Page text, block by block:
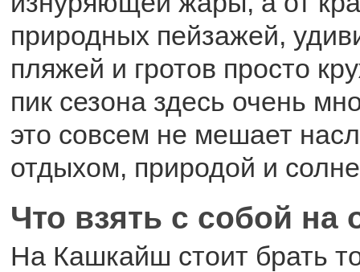
природных пейзажей,
пляжей и гротов просто
пик сезона здесь очень
это совсем не мешает
отдыхом, природой и
Что взять с собой на
На Кашкайш стоит брать